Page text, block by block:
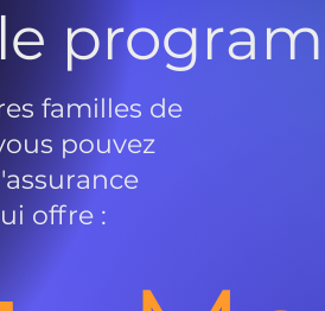
familles de
pouvez
offre :